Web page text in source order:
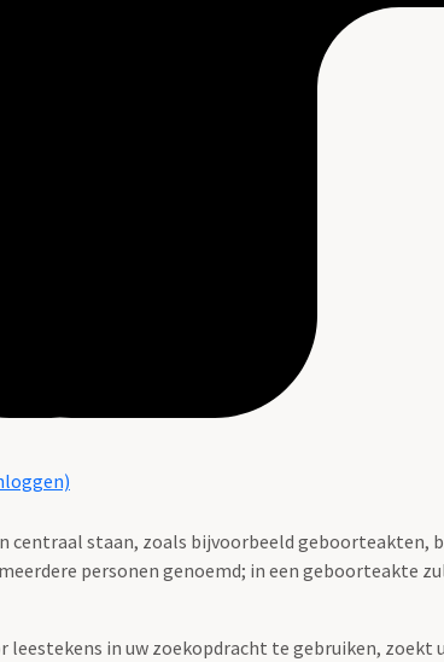
centraal staan, zoals bijvoorbeeld
personen genoemd; in een geboorteakte
leestekens in uw zoekopdracht te gebruiken, zoekt